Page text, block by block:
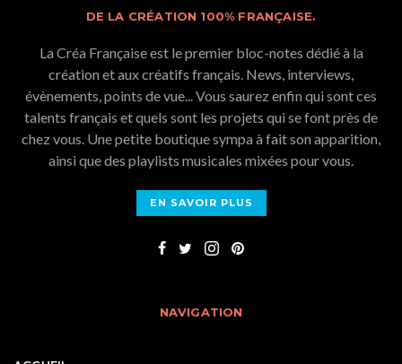
DE LA CRÉATION 100% FRANÇAISE.
La Créa Française est le premier bloc-notes dédié à la
création et aux créatifs français. News, interviews,
évènements, points de vue... Vous saurez enfin qui sont ces
talents français et quels sont les projets qui se font près de
chez vous. Une petite boutique sympa à fait son apparition,
ainsi que des playlists musicales mixées pour vous.
EN SAVOIR PLUS
NAVIGATION